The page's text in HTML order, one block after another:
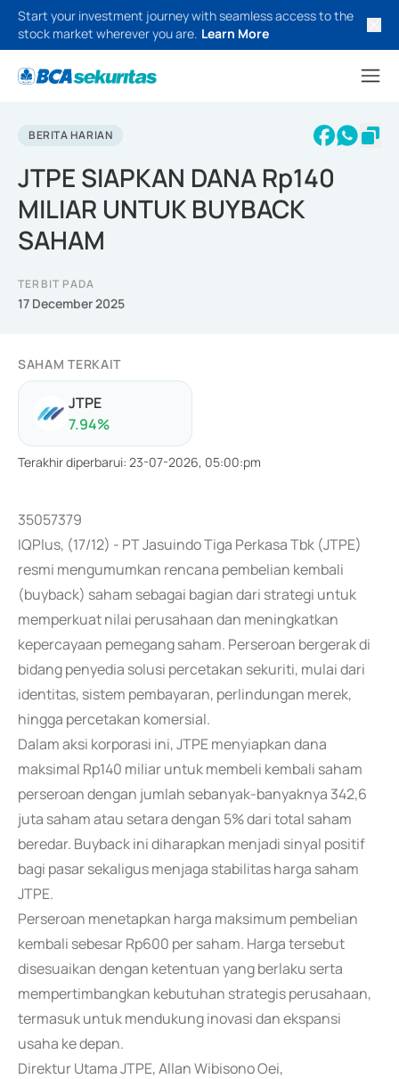
Start your investment journey with seamless access to the
stock market wherever you are. Learn More
BERITA HARIAN
JTPE SIAPKAN DANA Rp140
MILIAR UNTUK BUYBACK
SAHAM
TERBIT PADA
17 December 2025
SAHAM TERKAIT
JTPE
7.94%
Terakhir diperbarui: 23-07-2026, 05:00:pm
35057379
IQPlus, (17/12) - PT Jasuindo Tiga Perkasa Tbk (JTPE)
resmi mengumumkan rencana pembelian kembali
(buyback) saham sebagai bagian dari strategi untuk
memperkuat nilai perusahaan dan meningkatkan
kepercayaan pemegang saham. Perseroan bergerak di
bidang penyedia solusi percetakan sekuriti, mulai dari
identitas, sistem pembayaran, perlindungan merek,
hingga percetakan komersial.
Dalam aksi korporasi ini, JTPE menyiapkan dana
maksimal Rp140 miliar untuk membeli kembali saham
perseroan dengan jumlah sebanyak-banyaknya 342,6
juta saham atau setara dengan 5% dari total saham
beredar. Buyback ini diharapkan menjadi sinyal positif
bagi pasar sekaligus menjaga stabilitas harga saham
JTPE.
Perseroan menetapkan harga maksimum pembelian
kembali sebesar Rp600 per saham. Harga tersebut
disesuaikan dengan ketentuan yang berlaku serta
mempertimbangkan kebutuhan strategis perusahaan,
termasuk untuk mendukung inovasi dan ekspansi
usaha ke depan.
Direktur Utama JTPE, Allan Wibisono Oei,